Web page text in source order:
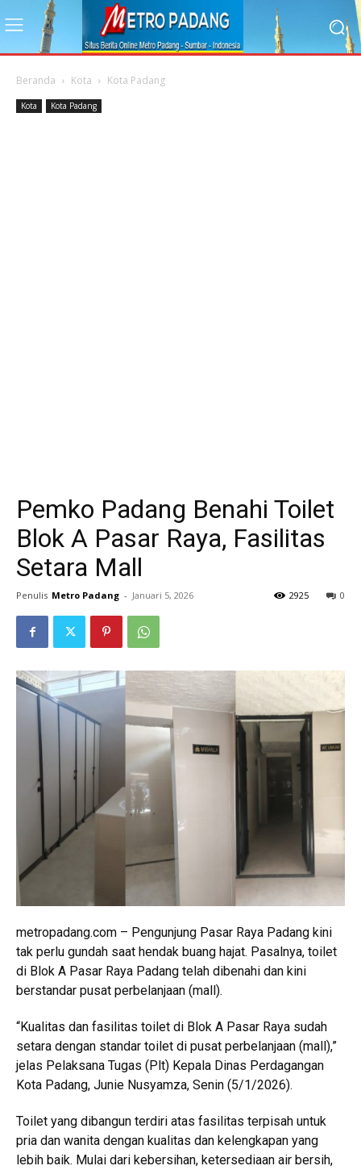
Beranda Kota Kota Padang
Kota Kota Padang
Pemko Padang Benahi Toilet
Blok A Pasar Raya, Fasilitas
Setara Mall
Penulis Metro Padang - Januari 5, 2026 0
2925
metropadang.com – Pengunjung Pasar Raya Padang kini
tak perlu gundah saat hendak buang hajat. Pasalnya, toilet
di Blok A Pasar Raya Padang telah dibenahi dan kini
berstandar pusat perbelanjaan (mall).
“Kualitas dan fasilitas toilet di Blok A Pasar Raya sudah
setara dengan standar toilet di pusat perbelanjaan (mall),”
jelas Pelaksana Tugas (Plt) Kepala Dinas Perdagangan
Kota Padang, Junie Nusyamza, Senin (5/1/2026).
Toilet yang dibangun terdiri atas fasilitas terpisah untuk
pria dan wanita dengan kualitas dan kelengkapan yang
lebih baik. Mulai dari kebersihan, ketersediaan air bersih,